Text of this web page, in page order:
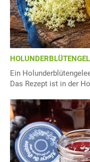
Ein
Das Rezept ist in der